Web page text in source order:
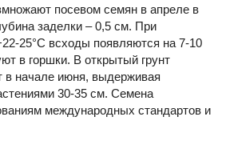
посевом семян в апреле в
заделки – 0,5 см. При
25°С всходы появляются на 7-10
в горшки. В открытый грунт
в начале июня, выдерживая
30-35 см. Семена
международных стандартов и